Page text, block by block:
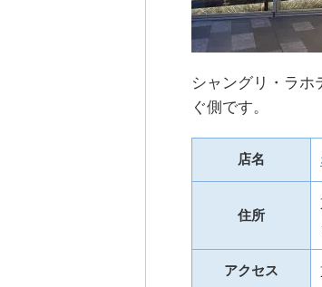
シャングリ・ラホ
ぐ側です。
店名
住所
アクセス